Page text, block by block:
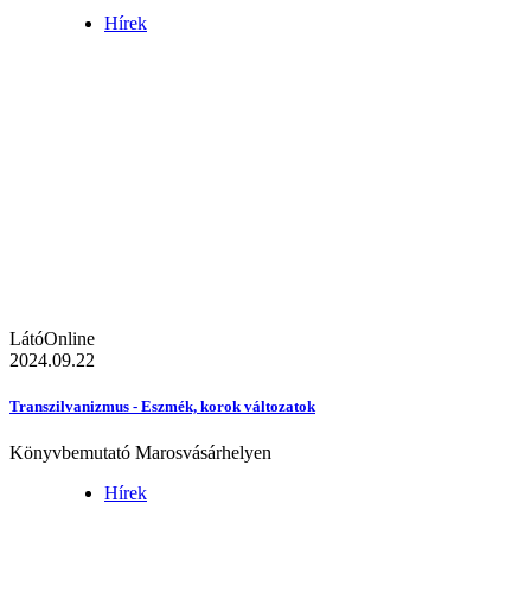
Hírek
LátóOnline
2024.09.22
Transzilvanizmus - Eszmék, korok változatok
Könyvbemutató Marosvásárhelyen
Hírek